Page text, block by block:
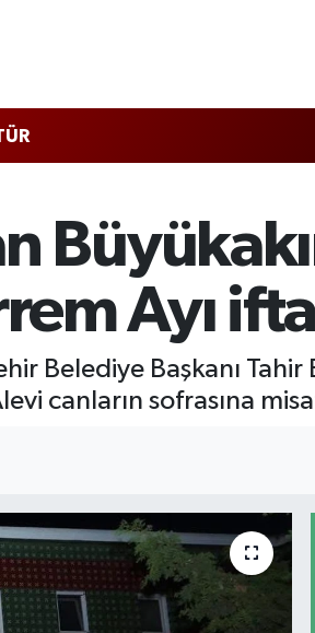
Ayı
Belediye Başkanı
canların sofrasına